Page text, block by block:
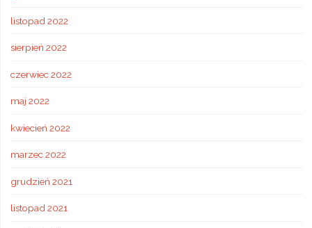
listopad 2022
sierpień 2022
czerwiec 2022
maj 2022
kwiecień 2022
marzec 2022
grudzień 2021
listopad 2021